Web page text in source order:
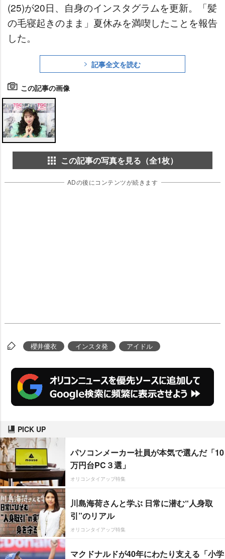
(25)が20日、自身のインスタグラムを更新。「髪
の毛寝起きのまま」夏休みを満喫したことを報告
した。
記事全文を読む
この記事の画像
この記事の写真を見る（全1枚）
ADの後にコンテンツが続きます
櫻井優衣 インスタ発 アイドル
PICK UP
パソコンメーカー社員が本気で選んだ「10
万円台PC３選」
オリコンタイアップ特集
川島海荷さんと学ぶ 日常に潜む“人身取
引”のリアル
オリコンタイアップ特集
マクドナルドが40年にわたり支える「小学